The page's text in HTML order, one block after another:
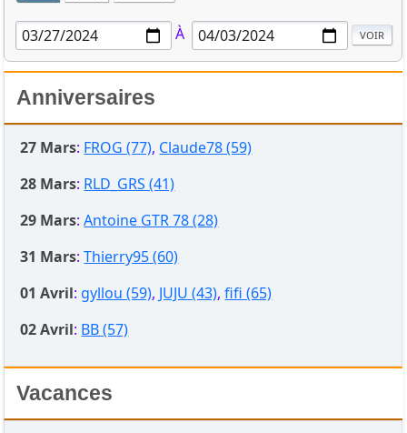
À
Anniversaires
27 Mars: FROG (77), Claude78 (59)
28 Mars: RLD_GRS (41)
29 Mars:Antoine GTR 78 (28)
31 Mars:Thierry95 (60)
01 Avril: gyllou (59), JUJU (43),fifi (65)
02 Avril: BB (57)
Vacances